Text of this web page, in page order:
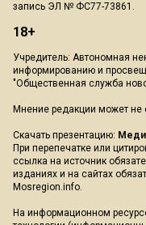
запись ЭЛ № ФС77-73861.
18+
Учредитель: Автономная
информированию и
"Общественная служба
Мнение редакции может не
Скачать презентацию:
При перепечатке или
ссылка на источник
изданиях и на сайтах
Mosregion.info.
На информационном